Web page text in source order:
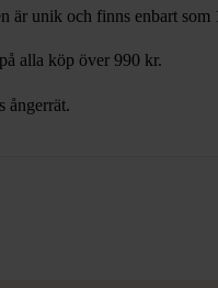
är unik och finns enbart som
alla köp över 990 kr.
ångerrät.